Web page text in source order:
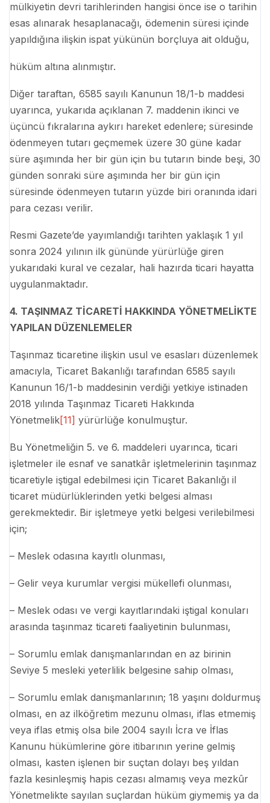
mülkiyetin devri tarihlerinden hangisi önce ise o tarihin
esas alınarak hesaplanacağı, ödemenin süresi içinde
yapıldığına ilişkin ispat yükünün borçluya ait olduğu,
hüküm altına alınmıştır.
Diğer taraftan, 6585 sayılı Kanunun 18/1-b maddesi
uyarınca, yukarıda açıklanan 7. maddenin ikinci ve
üçüncü fıkralarına aykırı hareket edenlere; süresinde
ödenmeyen tutarı geçmemek üzere 30 güne kadar
süre aşımında her bir gün için bu tutarın binde beşi, 30
günden sonraki süre aşımında her bir gün için
süresinde ödenmeyen tutarın yüzde biri oranında idari
para cezası verilir.
Resmi Gazete’de yayımlandığı tarihten yaklaşık 1 yıl
sonra 2024 yılının ilk gününde yürürlüğe giren
yukarıdaki kural ve cezalar, hali hazırda ticari hayatta
uygulanmaktadır.
4. TAŞINMAZ TİCARETİ HAKKINDA YÖNETMELİKTE
YAPILAN DÜZENLEMELER
Taşınmaz ticaretine ilişkin usul ve esasları düzenlemek
amacıyla, Ticaret Bakanlığı tarafından 6585 sayılı
Kanunun 16/1-b maddesinin verdiği yetkiye istinaden
2018 yılında Taşınmaz Ticareti Hakkında
Yönetmelik[11] yürürlüğe konulmuştur.
Bu Yönetmeliğin 5. ve 6. maddeleri uyarınca, ticari
işletmeler ile esnaf ve sanatkâr işletmelerinin taşınmaz
ticaretiyle iştigal edebilmesi için Ticaret Bakanlığı il
ticaret müdürlüklerinden yetki belgesi alması
gerekmektedir. Bir işletmeye yetki belgesi verilebilmesi
için;
– Meslek odasına kayıtlı olunması,
– Gelir veya kurumlar vergisi mükellefi olunması,
– Meslek odası ve vergi kayıtlarındaki iştigal konuları
arasında taşınmaz ticareti faaliyetinin bulunması,
– Sorumlu emlak danışmanlarından en az birinin
Seviye 5 mesleki yeterlilik belgesine sahip olması,
– Sorumlu emlak danışmanlarının; 18 yaşını doldurmuş
olması, en az ilköğretim mezunu olması, iflas etmemiş
veya iflas etmiş olsa bile 2004 sayılı İcra ve İflas
Kanunu hükümlerine göre itibarının yerine gelmiş
olması, kasten işlenen bir suçtan dolayı beş yıldan
fazla kesinleşmiş hapis cezası almamış veya mezkûr
Yönetmelikte sayılan suçlardan hüküm giymemiş ya da